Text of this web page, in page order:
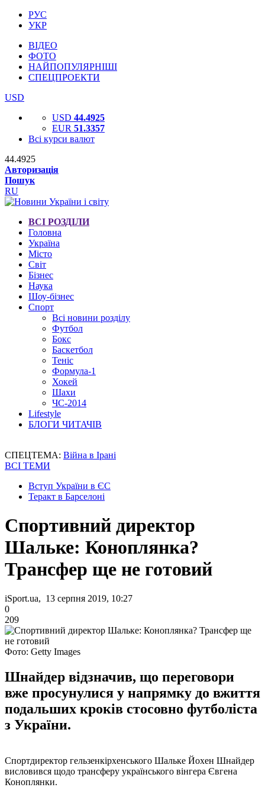
РУС
УКР
ВІДЕО
ФОТО
НАЙПОПУЛЯРНІШІ
СПЕЦПРОЕКТИ
USD
USD 44.4925
EUR 51.3357
Всі курси валют
44.4925
Авторизація
Пошук
RU
ВСІ РОЗДІЛИ
Головна
Україна
Місто
Світ
Бізнес
Наука
Шоу-бізнес
Спорт
Всі новини розділу
Футбол
Бокс
Баскетбол
Теніс
Формула-1
Хокей
Шахи
ЧС-2014
Lifestyle
БЛОГИ ЧИТАЧІВ
СПЕЦТЕМА: Війна в Ірані
ВСІ ТЕМИ
Вступ України в ЄС
Теракт в Барселоні
Спортивний директор
Шальке: Коноплянка?
Трансфер ще не готовий
iSport.ua, 13 серпня 2019, 10:27
0
209
Фото: Getty Images
Шнайдер відзначив, що переговори
вже просунулися у напрямку до вжиття
подальших кроків стосовно футболіста
з України.
Спортдиректор гельзенкірхенського Шальке Йохен Шнайдер
висловився щодо трансферу українського вінгера Євгена
Коноплянки.